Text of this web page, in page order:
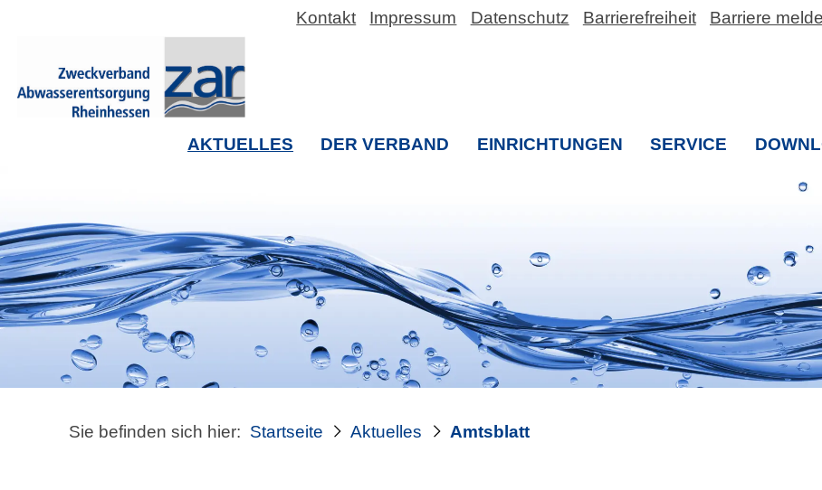
Kontakt Impressum Datenschutz Barrierefreiheit Barriere
AKTUELLES DER VERBAND EINRICHTUNGEN SERVICE
Sie befinden sich hier: Startseite Aktuelles Amtsblatt